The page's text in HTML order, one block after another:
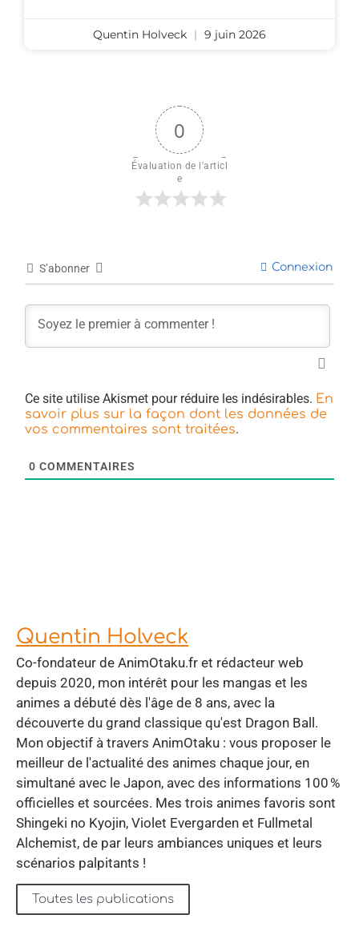
Quentin Holveck 9 juin 2026
0
Évaluation de l'articl
e
S’abonner Connexion
Ce site utilise Akismet pour réduire les indésirables. En
savoir plus sur la façon dont les données de
vos commentaires sont traitées.
0 COMMENTAIRES
Quentin Holveck
Co-fondateur de AnimOtaku.fr et rédacteur web
depuis 2020, mon intérêt pour les mangas et les
animes a débuté dès l'âge de 8 ans, avec la
découverte du grand classique qu'est Dragon Ball.
Mon objectif à travers AnimOtaku : vous proposer le
meilleur de l'actualité des animes chaque jour, en
simultané avec le Japon, avec des informations 100 %
officielles et sourcées. Mes trois animes favoris sont
Shingeki no Kyojin, Violet Evergarden et Fullmetal
Alchemist, de par leurs ambiances uniques et leurs
scénarios palpitants !
Toutes les publications